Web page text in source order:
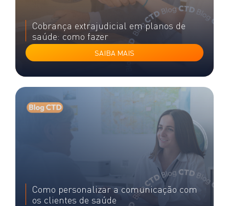
SAIBA MAIS
Cobrança extrajudicial em planos de
saúde: como fazer
Como personalizar a comunicação com
os clientes de saúde